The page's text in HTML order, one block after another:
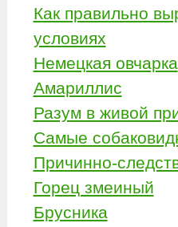
Как правильно
условиях
Немецкая овчарка
Амариллис
Разум в живой
Самые
Причинно-
Горец змеиный
Брусника